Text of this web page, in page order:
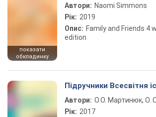
показати
обкладинку
Автори: Naomi Simmons
Рік: 2019
Опис: Family and Friends 4
edition
Підручники Всесвітня
Автори: О.О. Мартинюк, О.
Рік: 2017